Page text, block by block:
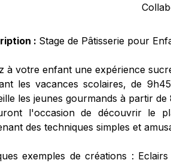
: Stage de Pâtisserie pour
à votre enfant une expérience
les vacances scolaires, de
les jeunes gourmands à partir de
l'occasion de découvrir le
des techniques simples et
exemples de créations :